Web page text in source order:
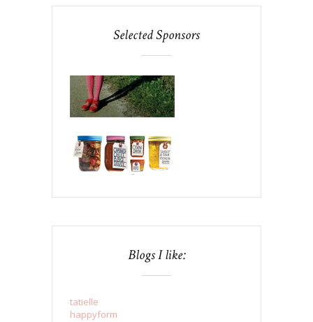
Selected Sponsors
Blogs I like:
tatielle
happyform